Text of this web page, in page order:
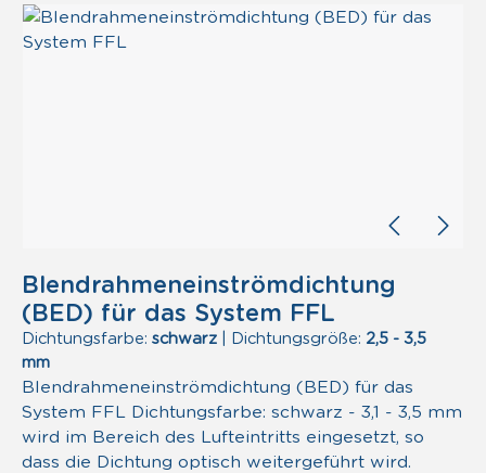
Bildergalerie überspringen
Blendrahmeneinströmdichtung
(BED) für das System FFL
Dichtungsfarbe: schwarz Dichtungsgröße: 2,5 - 3,5
mm
Blendrahmeneinströmdichtung (BED) für das
System FFL Dichtungsfarbe: schwarz - 3,1 - 3,5 mm
wird im Bereich des Lufteintritts eingesetzt, so
dass die Dichtung optisch weitergeführt wird.